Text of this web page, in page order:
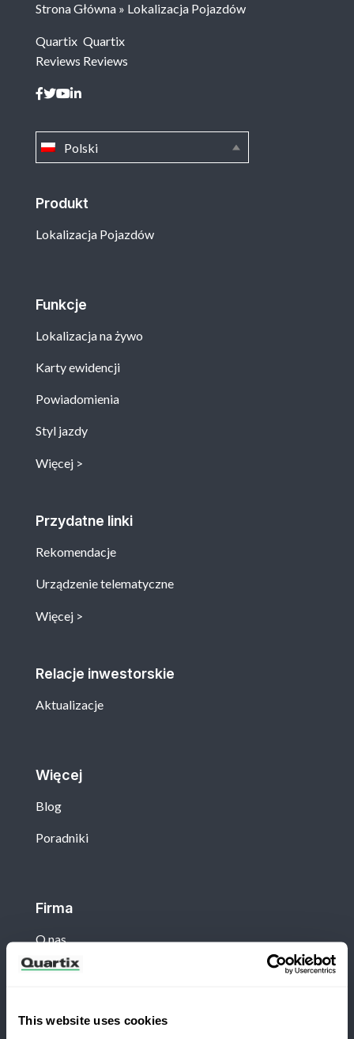
This website uses cookies
Produkt
Lokalizacja Pojazdów
Funkcje
Lokalizacja na żywo
Karty ewidencji
Powiadomienia
Styl jazdy
Więcej
Przydatne linki
Rekomendacje
Urządzenie telematyczne
Więcej
Relacje inwestorskie
Aktualizacje
Więcej
Blog
Poradniki
Firma
O nas
Polski
Strona Główna » Lokalizacja Pojazdów
Quartix
Reviews
Quartix
Reviews